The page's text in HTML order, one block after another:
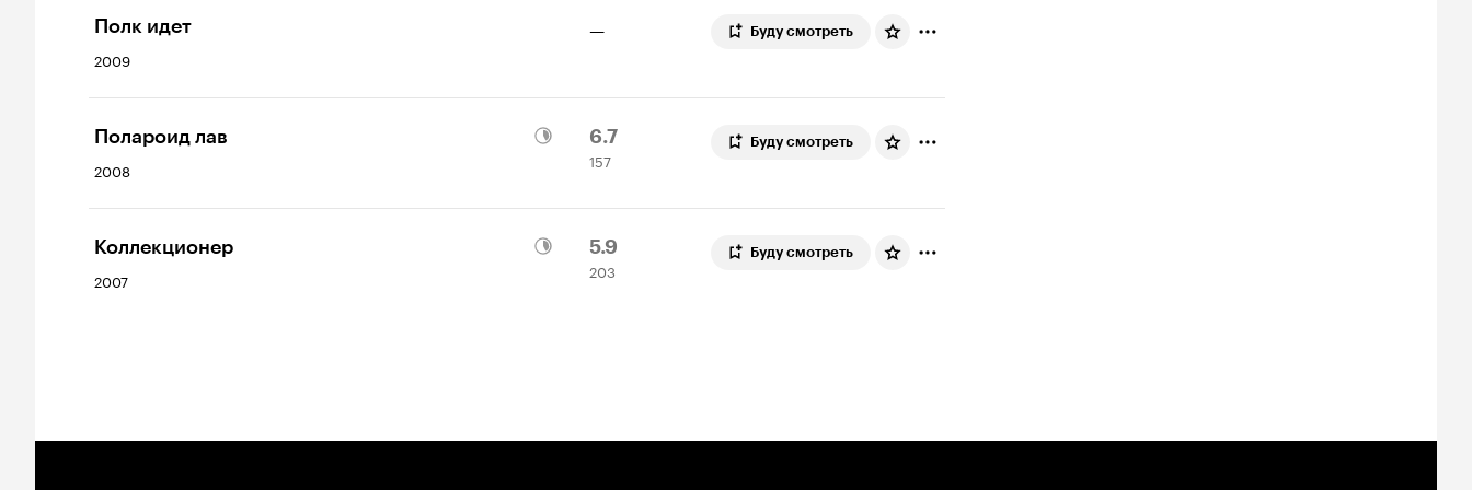
Полк идет
2009
— Буду смотреть
Полароид лав
2008
Рейтинг
Кинопоиска
6.7
157
оценок
157
Буду смотреть
Коллекционер
2007
Рейтинг
Кинопоиска
5.9
203
оценки
203
Буду смотреть